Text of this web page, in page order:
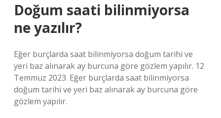
Doğum saati bilinmiyorsa
ne yazılır?
Eğer burçlarda saat bilinmiyorsa doğum tarihi ve
yeri baz alınarak ay burcuna göre gözlem yapılır. 12
Temmuz 2023. Eğer burçlarda saat bilinmiyorsa
doğum tarihi ve yeri baz alınarak ay burcuna göre
gözlem yapılır.